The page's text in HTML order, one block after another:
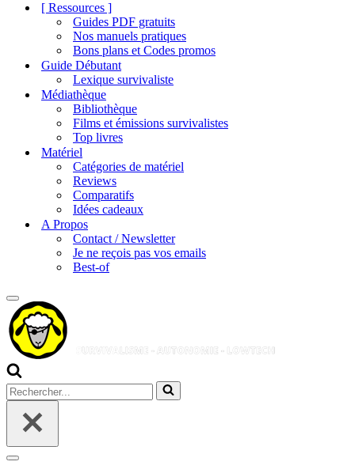
[ Ressources ]
Guides PDF gratuits
Nos manuels pratiques
Bons plans et Codes promos
Guide Débutant
Lexique survivaliste
Médiathèque
Bibliothèque
Films et émissions survivalistes
Top livres
Matériel
Catégories de matériel
Reviews
Comparatifs
Idées cadeaux
A Propos
Contact / Newsletter
Je ne reçois pas vos emails
Best-of
Menu
de
navigation
Rechercher...
Menu